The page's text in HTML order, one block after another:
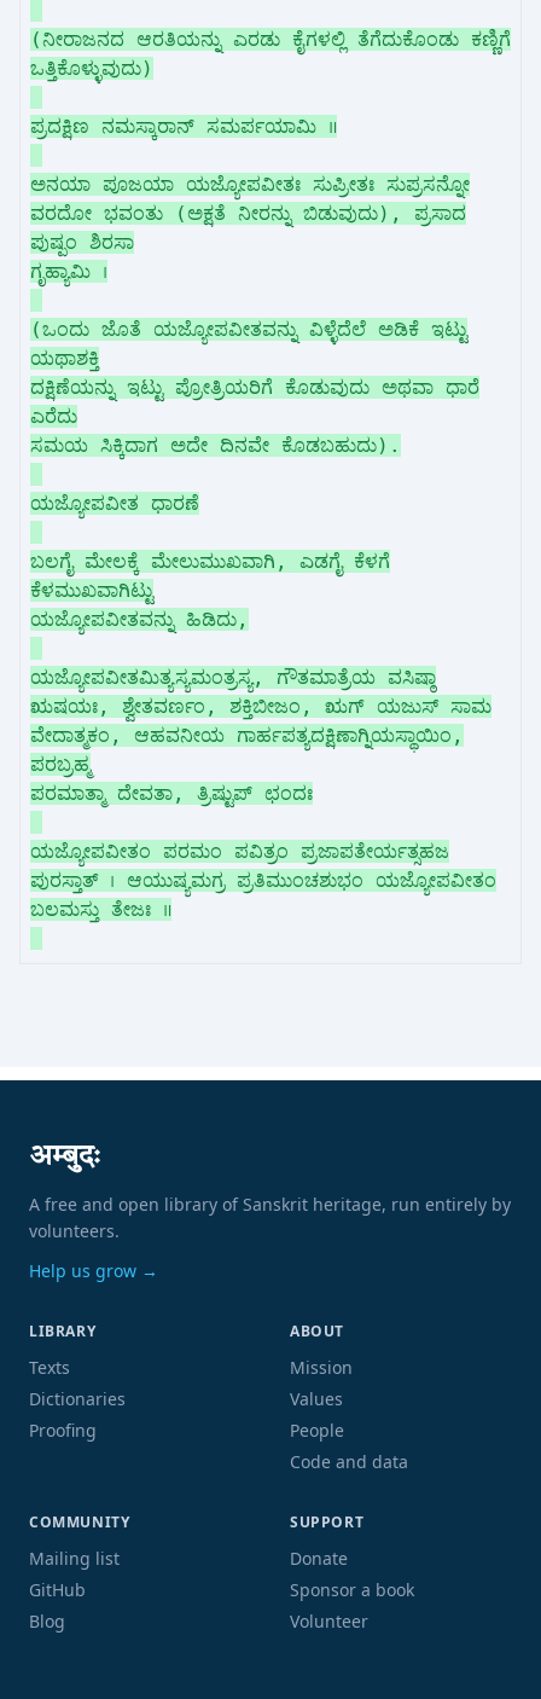
(ನೀರಾಜನದ ಆರತಿಯನ್ನು ಎರಡು ಕೈಗಳಲ್ಲಿ ತೆಗೆದುಕೊಂಡು ಕಣ್ಣಿಗೆ
ಒತ್ತಿಕೊಳ್ಳುವುದು)
ಪ್ರದಕ್ಷಿಣ ನಮಸ್ಕಾರಾನ್ ಸಮರ್ಪಯಾಮಿ ॥
ಅನಯಾ ಪೂಜಯಾ ಯಜ್ಯೋಪವೀತಃ ಸುಪ್ರೀತಃ ಸುಪ್ರಸನ್ನೋ
ವರದೋ ಭವಂತು (ಅಕ್ಷತೆ ನೀರನ್ನು ಬಿಡುವುದು), ಪ್ರಸಾದ
ಪುಷ್ಪಂ ಶಿರಸಾ
ಗೃಹ್ಯಾಮಿ ।
(ಒಂದು ಜೊತೆ ಯಜ್ಯೋಪವೀತವನ್ನು ವಿಳ್ಳೆದೆಲೆ ಅಡಿಕೆ ಇಟ್ಟು
ಯಥಾಶಕ್ತಿ
ದಕ್ಷಿಣೆಯನ್ನು ಇಟ್ಟು ಪ್ರೋತ್ರಿಯರಿಗೆ ಕೊಡುವುದು ಅಥವಾ ಧಾರೆ
ಎರೆದು
ಸಮಯ ಸಿಕ್ಕಿದಾಗ ಅದೇ ದಿನವೇ ಕೊಡಬಹುದು).
ಯಜ್ಯೋಪವೀತ ಧಾರಣೆ
ಬಲಗೈ ಮೇಲಕ್ಕೆ ಮೇಲುಮುಖವಾಗಿ, ಎಡಗೈ ಕೆಳಗೆ
ಕೆಳಮುಖವಾಗಿಟ್ಟು
ಯಜ್ಯೋಪವೀತವನ್ನು ಹಿಡಿದು,
ಯಜ್ಯೋಪವೀತಮಿತ್ಯಸ್ಯಮಂತ್ರಸ್ಯ, ಗೌತಮಾತ್ರೆಯ ವಸಿಷ್ಠಾ
ಋಷಯಃ, ಶ್ವೇತವರ್ಣಂ, ಶಕ್ತಿಬೀಜಂ, ಋಗ್ ಯಜುಸ್ ಸಾಮ
ವೇದಾತ್ಮಕಂ, ಆಹವನೀಯ ಗಾರ್ಹಪತ್ಯದಕ್ಷಿಣಾಗ್ನಿಯಸ್ಥಾಯಿಂ,
ಪರಬ್ರಹ್ಮ
ಪರಮಾತ್ಮಾ ದೇವತಾ, ತ್ರಿಷ್ಟುಪ್ ಛಂದಃ
ಯಜ್ಯೋಪವೀತಂ ಪರಮಂ ಪವಿತ್ರಂ ಪ್ರಜಾಪತೇರ್ಯತ್ಸಹಜ
ಪುರಸ್ತಾತ್ । ಆಯುಷ್ಯಮಗ್ರ ಪ್ರತಿಮುಂಚಶುಭಂ ಯಜ್ಯೋಪವೀತಂ
ಬಲಮಸ್ತು ತೇಜಃ ॥
अम्बुदः
A free and open library of Sanskrit heritage, run entirely by
volunteers.
Help us grow →
LIBRARY
Texts
Dictionaries
Proofing
ABOUT
Mission
Values
People
Code and data
COMMUNITY
Mailing list
GitHub
Blog
SUPPORT
Donate
Sponsor a book
Volunteer